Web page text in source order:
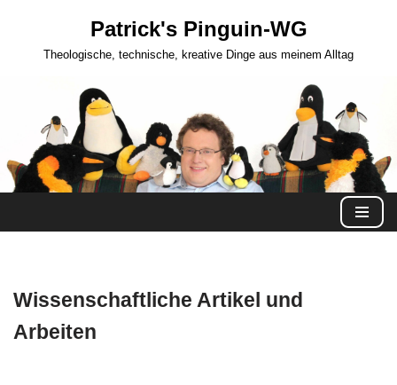
Patrick's Pinguin-WG
Theologische, technische, kreative Dinge aus meinem Alltag
Wissenschaftliche Artikel und
Arbeiten